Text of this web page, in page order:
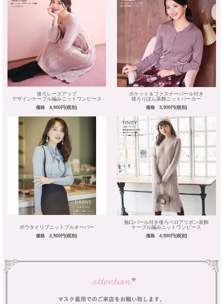
後ろレースアップ
デザインケーブル編みニットワンピース
価格 4,900円(税別)
ポケット＆ファスナーパール付き
後ろりぼん装飾ニットパーカー
価格 3,900円(税別)
ボウタイリブニットプルオーバー
価格 2,900円(税別)
袖口パール付き後ろベロアリボン装飾
ケーブル編みニットワンピース
価格 4,900円(税別)